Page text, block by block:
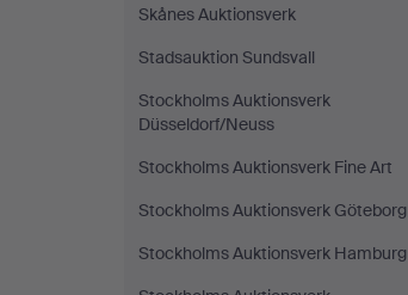
Skånes Auktionsverk
Stadsauktion Sundsvall
Stockholms Auktionsverk
Düsseldorf/Neuss
Stockholms Auktionsverk Fine Art
Stockholms Auktionsverk Göteborg
Stockholms Auktionsverk Hamburg